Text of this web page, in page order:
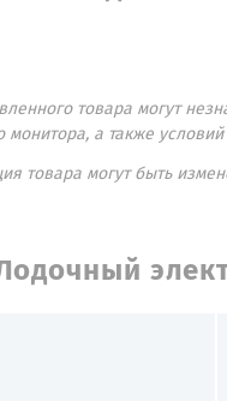
товара могут
а также
товара могут быть